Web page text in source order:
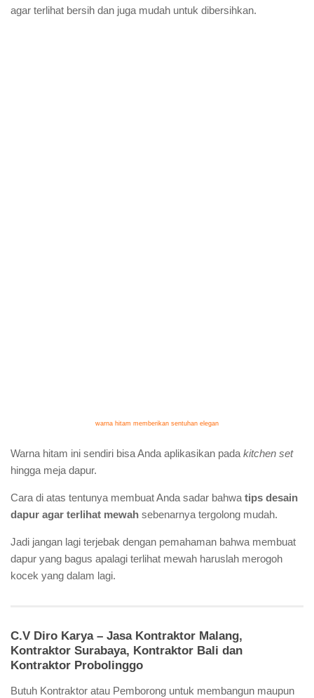
agar terlihat bersih dan juga mudah untuk dibersihkan.
warna hitam memberikan sentuhan elegan
Warna hitam ini sendiri bisa Anda aplikasikan pada kitchen set
hingga meja dapur.
Cara di atas tentunya membuat Anda sadar bahwa tips desain
dapur agar terlihat mewah sebenarnya tergolong mudah.
Jadi jangan lagi terjebak dengan pemahaman bahwa membuat
dapur yang bagus apalagi terlihat mewah haruslah merogoh
kocek yang dalam lagi.
C.V Diro Karya – Jasa Kontraktor Malang,
Kontraktor Surabaya, Kontraktor Bali dan
Kontraktor Probolinggo
Butuh Kontraktor atau Pemborong untuk membangun maupun